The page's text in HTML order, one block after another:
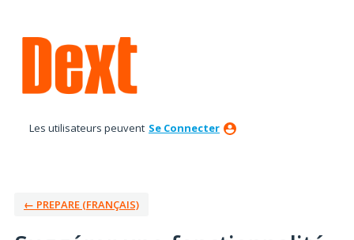
au
contenu
Les utilisateurs peuvent Se Connecter
← PREPARE (FRANÇAIS)